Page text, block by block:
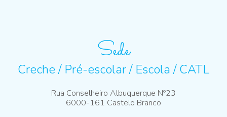
Sede
Creche / Pré-escolar / Escola / CATL
Rua Conselheiro Albuquerque Nº23
6000-161 Castelo Branco